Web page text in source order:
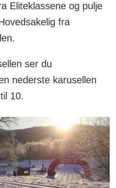
Eliteklassene og pulje
fra
ser du
nederste karusellen
10.